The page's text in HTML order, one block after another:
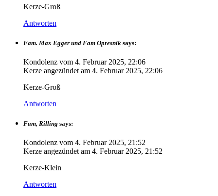
Kerze-Groß
Antworten
Fam. Max Egger und Fam Opresnik says:
Kondolenz vom 4. Februar 2025, 22:06
Kerze angezündet am 4. Februar 2025, 22:06
Kerze-Groß
Antworten
Fam, Rilling says:
Kondolenz vom 4. Februar 2025, 21:52
Kerze angezündet am 4. Februar 2025, 21:52
Kerze-Klein
Antworten